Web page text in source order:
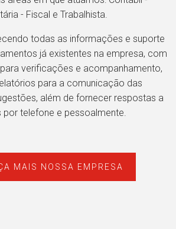
- Fiscal e Trabalhista.
todas as informações e suporte
já existentes na empresa, com
verificações e acompanhamento,
para a comunicação das
além de fornecer respostas a
por telefone e pessoalmente.
MAIS NOSSA EMPRESA